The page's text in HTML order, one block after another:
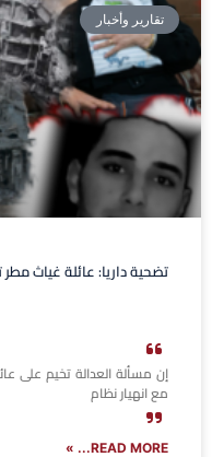
تقارير وأخبار
تضحية داريا: عائلة غياث
إن مسألة العدالة تخيم على
مع انهيار نظام
READ MORE... »